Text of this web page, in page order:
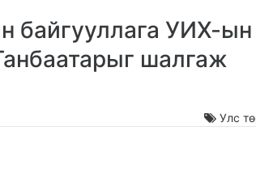
байгууллага УИХ-ын
шалгаж
Улс